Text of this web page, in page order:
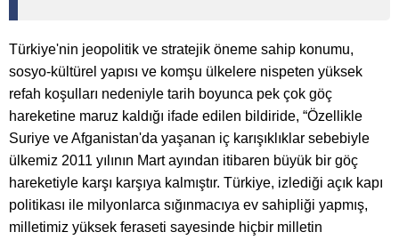
Türkiye'nin jeopolitik ve stratejik öneme sahip konumu,
sosyo-kültürel yapısı ve komşu ülkelere nispeten yüksek
refah koşulları nedeniyle tarih boyunca pek çok göç
hareketine maruz kaldığı ifade edilen bildiride, “Özellikle
Suriye ve Afganistan'da yaşanan iç karışıklıklar sebebiyle
ülkemiz 2011 yılının Mart ayından itibaren büyük bir göç
hareketiyle karşı karşıya kalmıştır. Türkiye, izlediği açık kapı
politikası ile milyonlarca sığınmacıya ev sahipliği yapmış,
milletimiz yüksek feraseti sayesinde hiçbir milletin